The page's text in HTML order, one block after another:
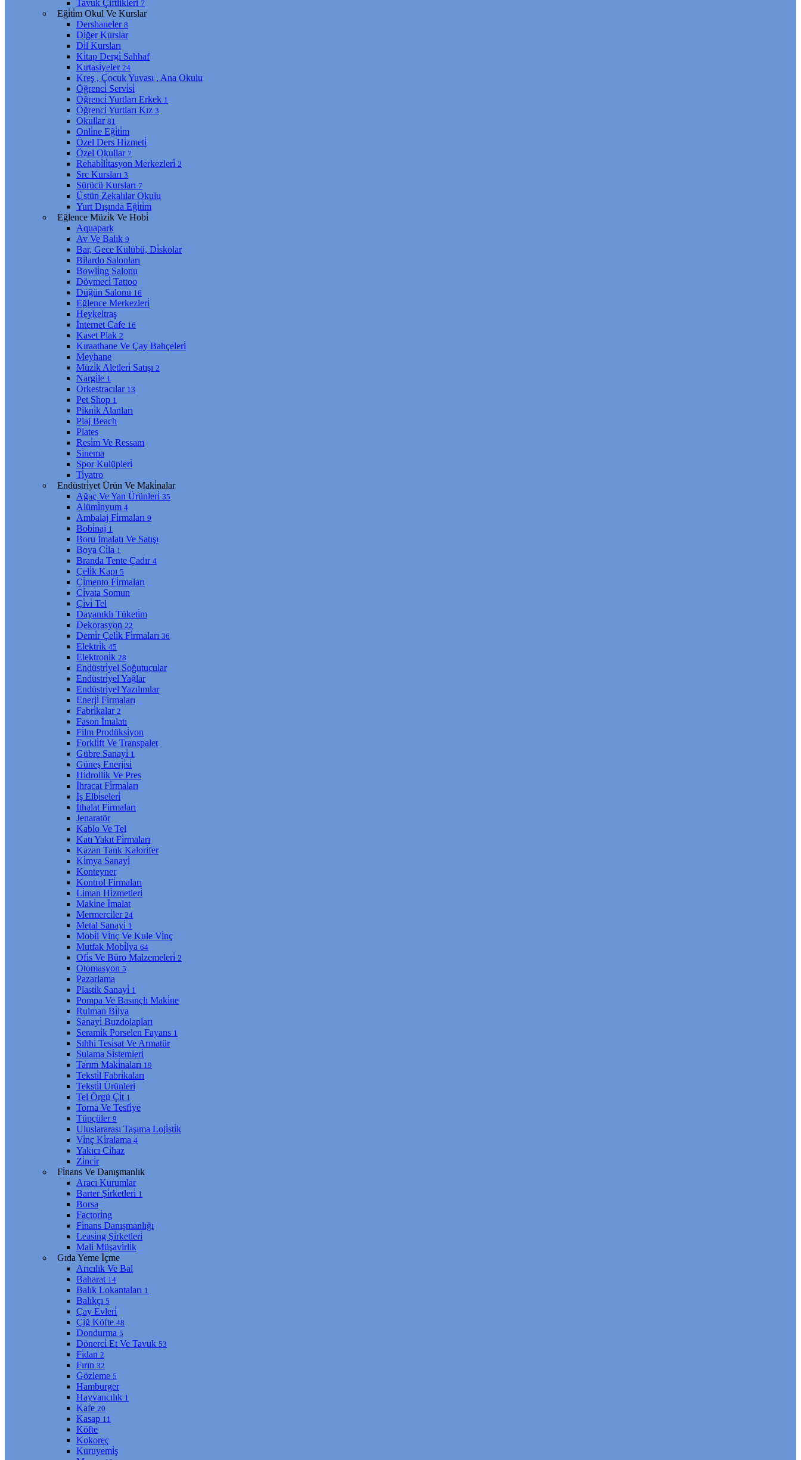
Tavuk Çi̇ftli̇kleri̇ 7
Eği̇ti̇m Okul Ve Kurslar
Dershaneler 8
Di̇ğer Kurslar
Di̇l Kursları
Ki̇tap Dergi̇ Sahhaf
Kırtasi̇yeler 24
Kreş , Çocuk Yuvası , Ana Okulu
Öğrenci̇ Servi̇si̇
Öğrenci̇ Yurtları Erkek 1
Öğrenci̇ Yurtları Kız 3
Okullar 81
Onli̇ne Eği̇ti̇m
Özel Ders Hi̇zmeti̇
Özel Okullar 7
Rehabi̇li̇tasyon Merkezleri̇ 2
Src Kursları 3
Sürücü Kursları 7
Üstün Zekalılar Okulu
Yurt Dışında Eği̇ti̇m
Eğlence Müzi̇k Ve Hobi̇
Aquapark
Av Ve Balık 9
Bar, Gece Kulübü, Di̇skolar
Bi̇lardo Salonları
Bowli̇ng Salonu
Dövmeci̇ Tattoo
Düğün Salonu 16
Eğlence Merkezleri̇
Heykeltraş
İnternet Cafe 16
Kaset Plak 2
Kıraathane Ve Çay Bahçeleri̇
Meyhane
Müzi̇k Aletleri̇ Satışı 2
Nargi̇le 1
Orkestracılar 13
Pet Shop 1
Pi̇kni̇k Alanları
Plaj Beach
Plates
Resi̇m Ve Ressam
Si̇nema
Spor Kulüpleri̇
Ti̇yatro
Endüstri̇yet Ürün Ve Maki̇nalar
Ağaç Ve Yan Ürünleri̇ 35
Alümi̇nyum 4
Ambalaj Fi̇rmaları 9
Bobi̇naj 1
Boru İmalatı Ve Satışı
Boya Ci̇la 1
Branda Tente Çadır 4
Çeli̇k Kapı 5
Çi̇mento Fi̇rmaları
Ci̇vata Somun
Çi̇vi̇ Tel
Dayanıklı Tüketi̇m
Dekorasyon 22
Demi̇r Çeli̇k Fi̇rmaları 36
Elektri̇k 45
Elektroni̇k 28
Endüstri̇yel Soğutucular
Endüstri̇yel Yağlar
Endüstri̇yel Yazılımlar
Enerji̇ Fi̇rmaları
Fabri̇kalar 2
Fason İmalatı
Fi̇lm Prodüksi̇yon
Forkli̇ft Ve Transpalet
Gübre Sanayi̇ 1
Güneş Enerji̇si̇
Hi̇drolli̇k Ve Pres
İhracat Fi̇rmaları
İş Elbi̇seleri̇
İthalat Fi̇rmaları
Jenaratör
Kablo Ve Tel
Katı Yakıt Fi̇rmaları
Kazan Tank Kalori̇fer
Ki̇mya Sanayi̇
Konteyner
Kontrol Fi̇rmaları
Li̇man Hi̇zmetleri̇
Maki̇ne İmalat
Mermerci̇ler 24
Metal Sanayi̇ 1
Mobi̇l Vi̇nç Ve Kule Vi̇nç
Mutfak Mobi̇lya 64
Ofi̇s Ve Büro Malzemeleri̇ 2
Otomasyon 5
Pazarlama
Plasti̇k Sanayi̇ 1
Pompa Ve Basınçlı Maki̇ne
Rulman Bi̇lya
Sanayi̇ Buzdolapları
Serami̇k Porselen Fayans 1
Sıhhi̇ Tesi̇sat Ve Armatür
Sulama Si̇stemleri̇
Tarım Maki̇naları 19
Teksti̇l Fabri̇kaları
Teksti̇l Ürünleri̇
Tel Örgü Çi̇t 1
Torna Ve Tesfi̇ye
Tüpçüler 9
Uluslararası Taşıma Loji̇sti̇k
Vi̇nç Ki̇ralama 4
Yakıcı Ci̇haz
Zi̇nci̇r
Fi̇nans Ve Danışmanlık
Aracı Kurumlar
Barter Şi̇rketleri̇ 1
Borsa
Factori̇ng
Fi̇nans Danışmanlığı
Leasi̇ng Şi̇rketleri̇
Mali̇ Müşavi̇rli̇k
Gıda Yeme İçme
Arıcılık Ve Bal
Baharat 14
Balık Lokantaları 1
Balıkçı 5
Çay Evleri̇
Çi̇ğ Köfte 48
Dondurma 5
Dönerci̇ Et Ve Tavuk 53
Fi̇dan 2
Fırın 32
Gözleme 5
Hamburger
Hayvancılık 1
Kafe 20
Kasap 11
Köfte
Kokoreç
Kuruyemi̇ş